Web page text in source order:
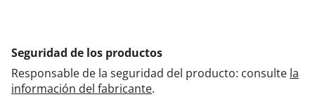
Seguridad de los productos
Responsable de la seguridad del producto: consulte la
información del fabricante.